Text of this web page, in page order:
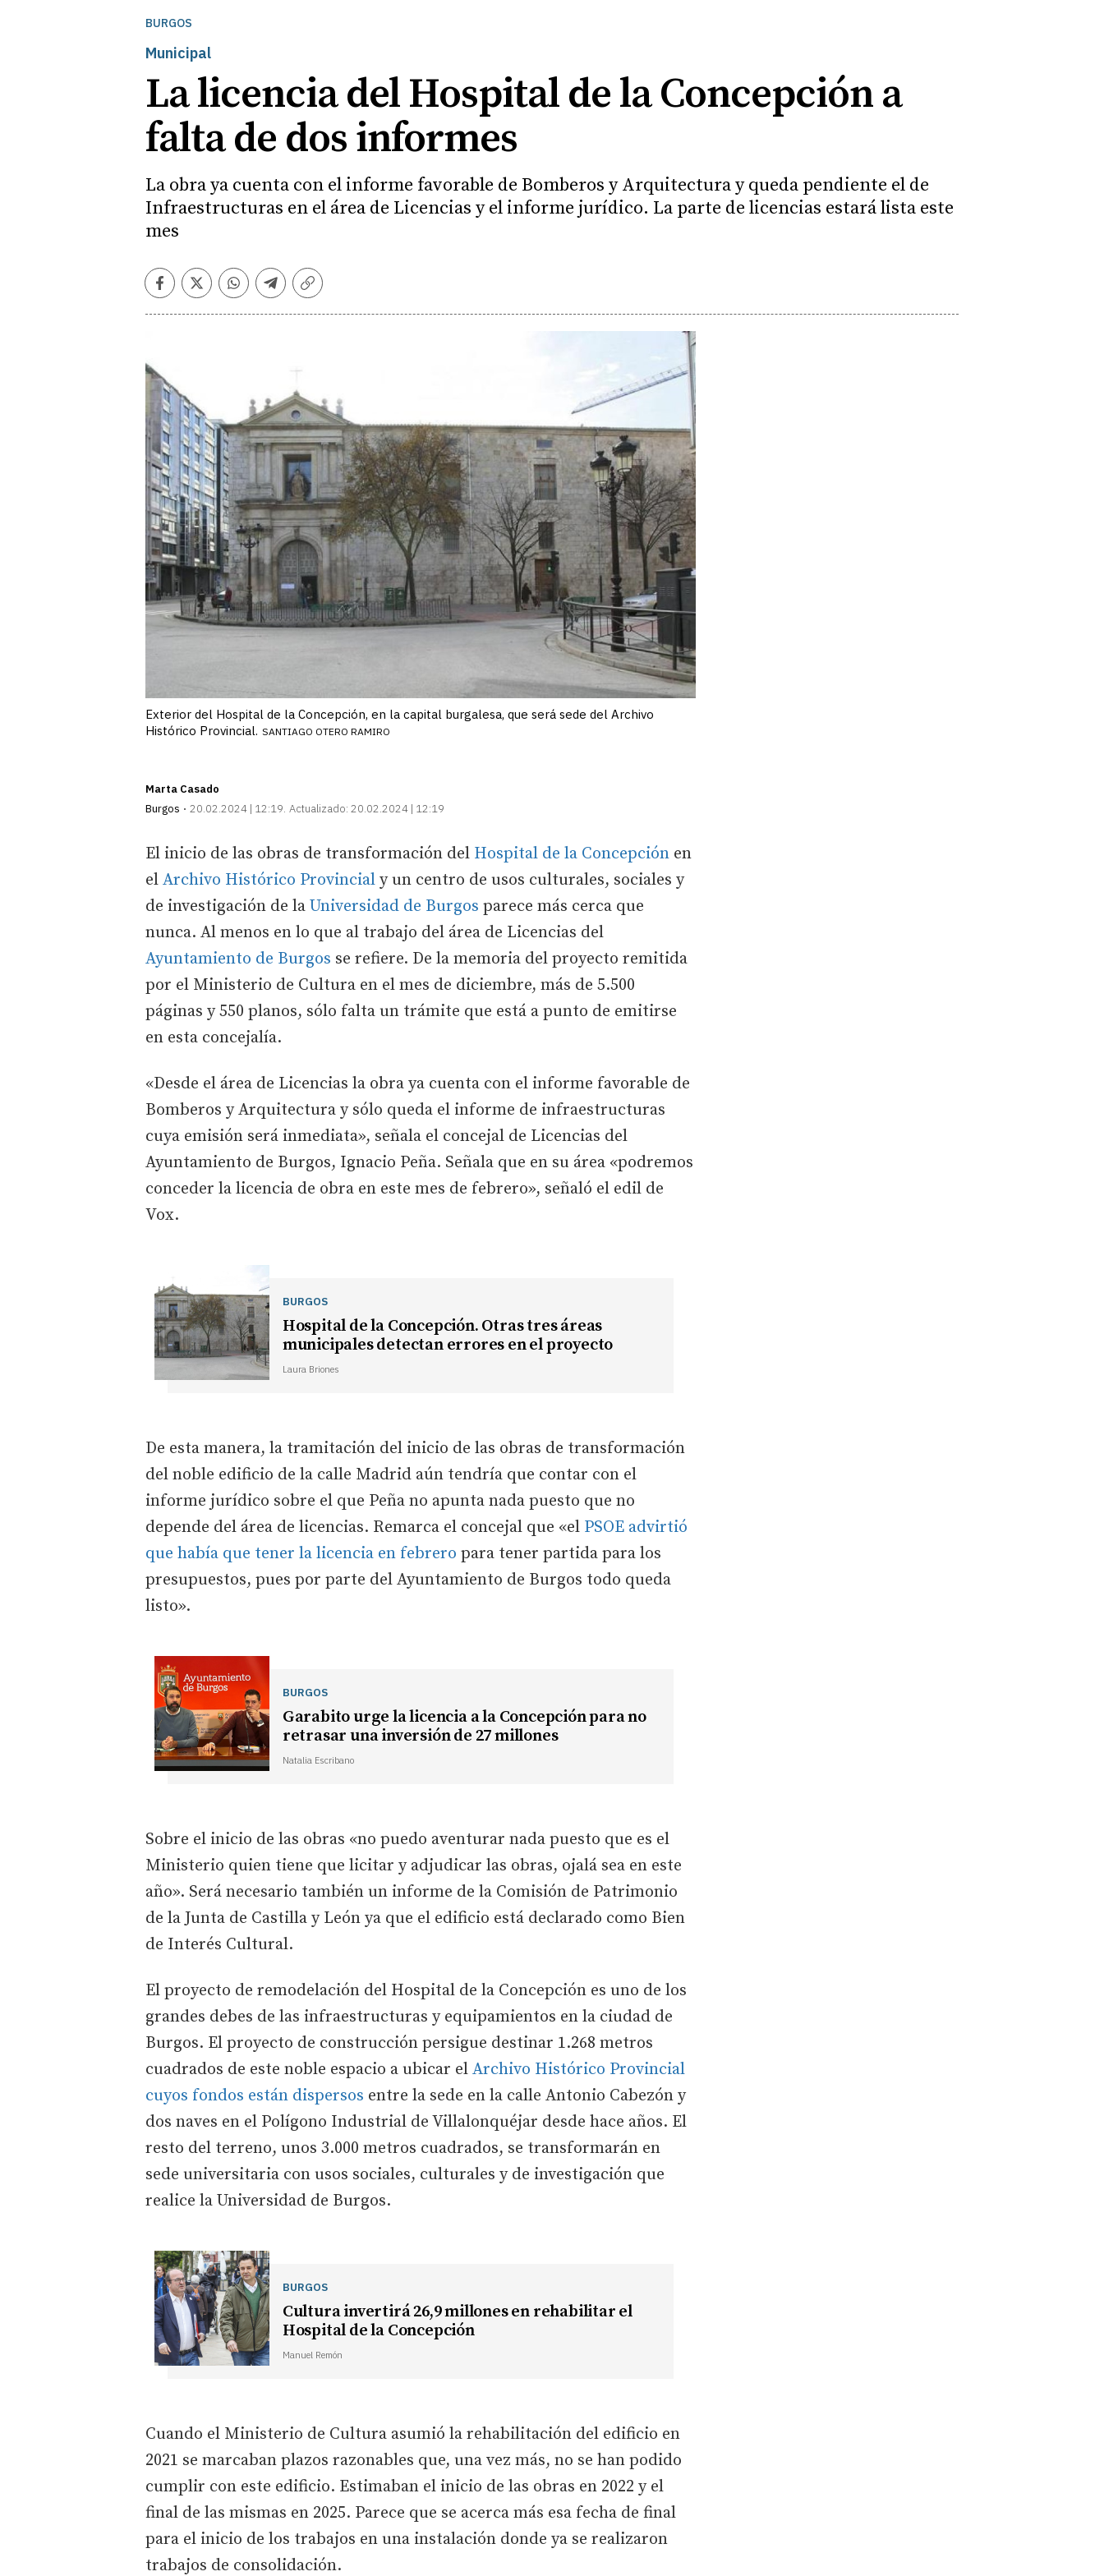
BURGOS
Municipal
La licencia del Hospital de la Concepción a
falta de dos informes
La obra ya cuenta con el informe favorable de Bomberos y Arquitectura y queda pendiente el de
Infraestructuras en el área de Licencias y el informe jurídico. La parte de licencias estará lista este
mes
Facebook
TwitterWhatsapp
Telegram
Copiar
Exterior del Hospital de la Concepción, en la capital burgalesa, que será sede del Archivo
Histórico Provincial. SANTIAGO OTERO RAMIRO
Marta Casado
Burgos
20.02.2024 | 12:19 Actualizado: 20.02.2024 | 12:19
El inicio de las obras de transformación del Hospital de la Concepción en
el Archivo Histórico Provincial y un centro de usos culturales, sociales y
de investigación de la Universidad de Burgos parece más cerca que
nunca. Al menos en lo que al trabajo del área de Licencias del
Ayuntamiento de Burgos se refiere. De la memoria del proyecto remitida
por el Ministerio de Cultura en el mes de diciembre, más de 5.500
páginas y 550 planos, sólo falta un trámite que está a punto de emitirse
en esta concejalía.
«Desde el área de Licencias la obra ya cuenta con el informe favorable de
Bomberos y Arquitectura y sólo queda el informe de infraestructuras
cuya emisión será inmediata», señala el concejal de Licencias del
Ayuntamiento de Burgos, Ignacio Peña. Señala que en su área «podremos
conceder la licencia de obra en este mes de febrero», señaló el edil de
Vox.
BURGOS
Hospital de la Concepción. Otras tres áreas
municipales detectan errores en el proyecto
Laura Briones
De esta manera, la tramitación del inicio de las obras de transformación
del noble edificio de la calle Madrid aún tendría que contar con el
informe jurídico sobre el que Peña no apunta nada puesto que no
depende del área de licencias. Remarca el concejal que «el PSOE advirtió
que había que tener la licencia en febrero para tener partida para los
presupuestos, pues por parte del Ayuntamiento de Burgos todo queda
listo».
BURGOS
Garabito urge la licencia a la Concepción para no
retrasar una inversión de 27 millones
Natalia Escribano
Sobre el inicio de las obras «no puedo aventurar nada puesto que es el
Ministerio quien tiene que licitar y adjudicar las obras, ojalá sea en este
año». Será necesario también un informe de la Comisión de Patrimonio
de la Junta de Castilla y León ya que el edificio está declarado como Bien
de Interés Cultural.
El proyecto de remodelación del Hospital de la Concepción es uno de los
grandes debes de las infraestructuras y equipamientos en la ciudad de
Burgos. El proyecto de construcción persigue destinar 1.268 metros
cuadrados de este noble espacio a ubicar el Archivo Histórico Provincial
cuyos fondos están dispersos entre la sede en la calle Antonio Cabezón y
dos naves en el Polígono Industrial de Villalonquéjar desde hace años. El
resto del terreno, unos 3.000 metros cuadrados, se transformarán en
sede universitaria con usos sociales, culturales y de investigación que
realice la Universidad de Burgos.
BURGOS
Cultura invertirá 26,9 millones en rehabilitar el
Hospital de la Concepción
Manuel Remón
Cuando el Ministerio de Cultura asumió la rehabilitación del edificio en
2021 se marcaban plazos razonables que, una vez más, no se han podido
cumplir con este edificio. Estimaban el inicio de las obras en 2022 y el
final de las mismas en 2025. Parece que se acerca más esa fecha de final
para el inicio de los trabajos en una instalación donde ya se realizaron
trabajos de consolidación.